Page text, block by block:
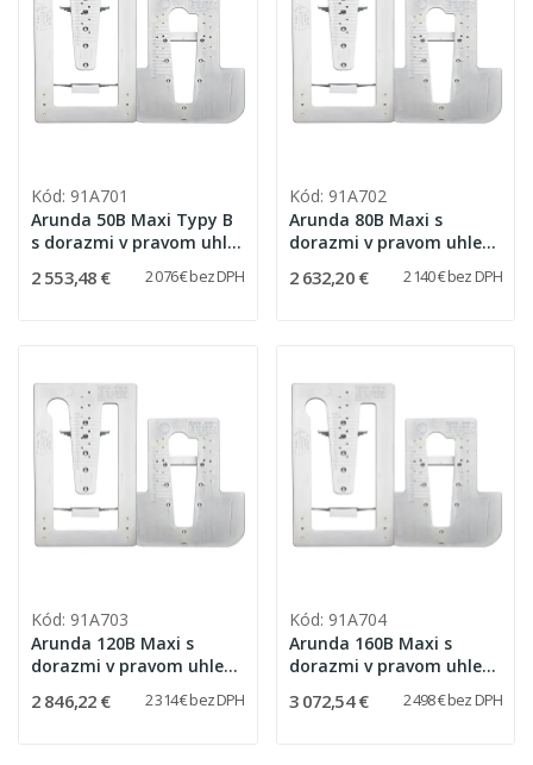
Kód: 91A701
Arunda 50B Maxi Typy B
s dorazmi v pravom uhle
nakláňania)
2 553,48 € 2 076 € bez DPH
Kód: 91A702
Arunda 80B Maxi s
dorazmi v pravom uhle
nakláňania)
2 632,20 € 2 140 € bez DPH
Kód: 91A703
Arunda 120B Maxi s
dorazmi v pravom uhle
nakláňania)
2 846,22 € 2 314 € bez DPH
Kód: 91A704
Arunda 160B Maxi s
dorazmi v pravom uhle
nakláňania)
3 072,54 € 2 498 € bez DPH